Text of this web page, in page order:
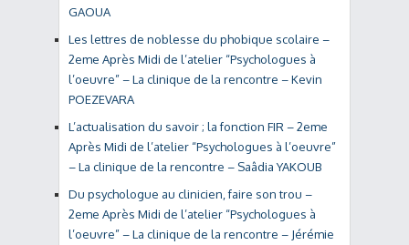
GAOUA
Les lettres de noblesse du phobique scolaire –
2eme Après Midi de l’atelier “Psychologues à
l’oeuvre” – La clinique de la rencontre – Kevin
POEZEVARA
L’actualisation du savoir ; la fonction FIR – 2eme
Après Midi de l’atelier “Psychologues à l’oeuvre”
– La clinique de la rencontre – Saâdia YAKOUB
Du psychologue au clinicien, faire son trou –
2eme Après Midi de l’atelier “Psychologues à
l’oeuvre” – La clinique de la rencontre – Jérémie